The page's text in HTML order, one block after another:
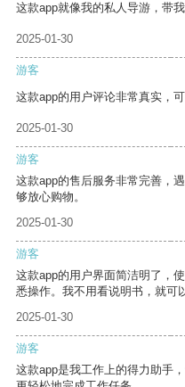
这款app就像我的私人导游，带
2025-01-30
游客
这款app的用户评论非常真实，
2025-01-30
游客
这款app的售后服务非常完善，
够放心购物。
2025-01-30
游客
这款app的用户界面简洁明了，
悉操作。我不用看说明书，就可
2025-01-30
游客
这款app是我工作上的得力助手